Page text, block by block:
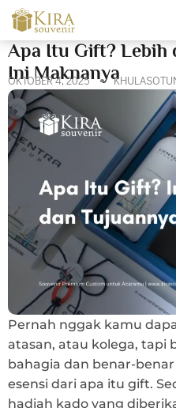
Apa Itu Gift? Lebih
Ini Maknanya
OKTOBER 4, 2025
Pernah nggak kamu
atasan, atau kolega, tapi
bahagia dan benar-
esensi dari apa itu gift.
hadiah kado yang